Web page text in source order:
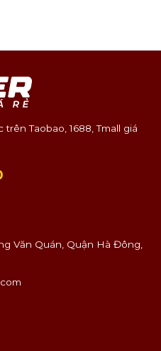
Taobao, 1688, Tmall giá
Văn Quán, Quận Hà Đông,